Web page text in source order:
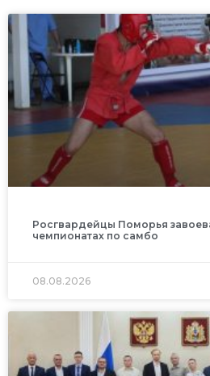
Росгвардейцы Поморья
чемпионатах по самбо
08.08.2026